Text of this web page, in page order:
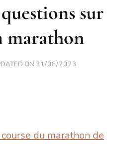
sur
marathon
ON 31/08/2023
course du marathon de